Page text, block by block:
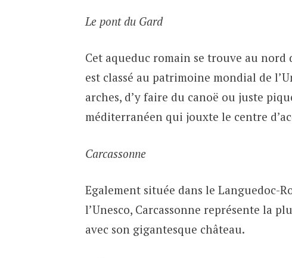
Le pont du Gard
Cet aqueduc romain se trouve au nord
est classé au patrimoine mondial de
arches, d’y faire du canoë ou juste
méditerranéen qui jouxte le centre
Carcassonne
Egalement située dans le Languedoc-
l’Unesco, Carcassonne représente la
avec son gigantesque château.